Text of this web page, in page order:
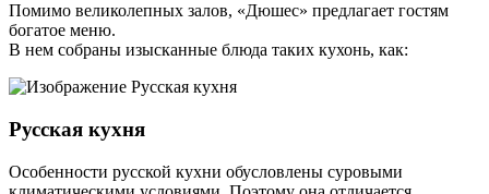
Помимо великолепных залов, «Дюшес» предлагает гостям
богатое меню.
В нем собраны изысканные блюда таких кухонь, как:
Русская кухня
Особенности русской кухни обусловлены суровыми